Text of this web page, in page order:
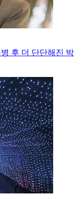
후 더 단단해진 박